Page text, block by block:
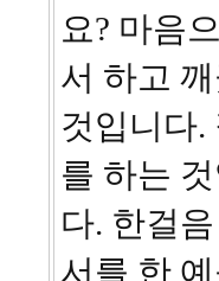
요? 마음
서 하고
것입니다.
를 하는
다. 한걸
서를 한